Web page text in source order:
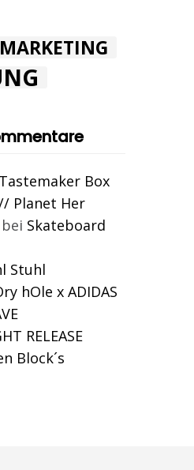
Tastemaker Box
Planet Her
bei Skateboard
Stuhl
hOle x ADIDAS
RELEASE
Block´s